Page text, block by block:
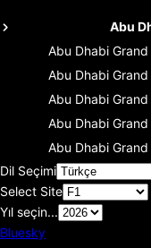
Abu
Abu Dhabi
Abu Dhabi
Abu Dhabi
Abu Dhabi
Abu Dhabi
Dil Seçimi
Select Site
Yıl seçin...
Bluesky